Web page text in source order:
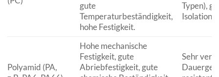
gute
Temperaturbeständigkeit,
hohe Festigkeit.
Typen),
Isolation.
Polyamid (PA,
Hohe mechanische
Festigkeit, gute
Abriebfestigkeit, gute
Sehr